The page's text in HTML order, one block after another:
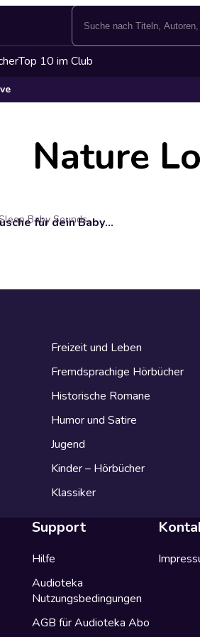
Top 10 im Club
Nature
Geräusche für dein Baby zum Einschlafen und Naturgeräusche zum Entspannen und Meditieren
Baby Sounds
Freizeit und Leben
Fremdsprachige Hörbücher
Historische Romane
Humor und Satire
Jugend
Kinder – Hörbücher
Klassiker
Support
Hilfe
Audioteka
Nutzungsbedingungen
AGB für Audioteka Abo